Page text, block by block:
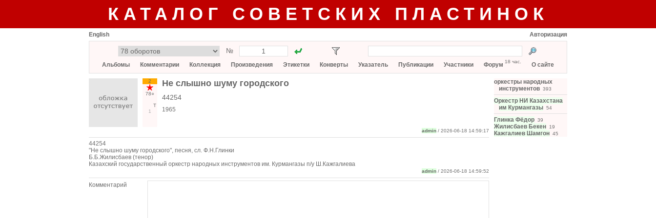
КАТАЛОГ СОВЕТСКИХ ПЛАСТИНОК
English Авторизация
№
Альбомы Комментарии Коллекция Произведения Этикетки Конверты Указатель Публикации Участники Форум 18 час. О сайте
2
78○
Т
1
Не слышно шуму городского
44254
1965
admin / 2026-06-18 14:59:17
44254
"Не слышно шуму городского", песня, сл. Ф.Н.Глинки
Б.Б.Жилисбаев (тенор)
Казахский государственный оркестр народных инструментов им. Курмангазы п/у Ш.Кажгалиева
admin / 2026-06-18 14:59:52
Комментарий
оркестры народных
инструментов 393
Оркестр НИ Казахстана
им Курмангазы 54
Глинка Фёдор 39
Жилисбаев Бекен 19
Кажгалиев Шамгон 45